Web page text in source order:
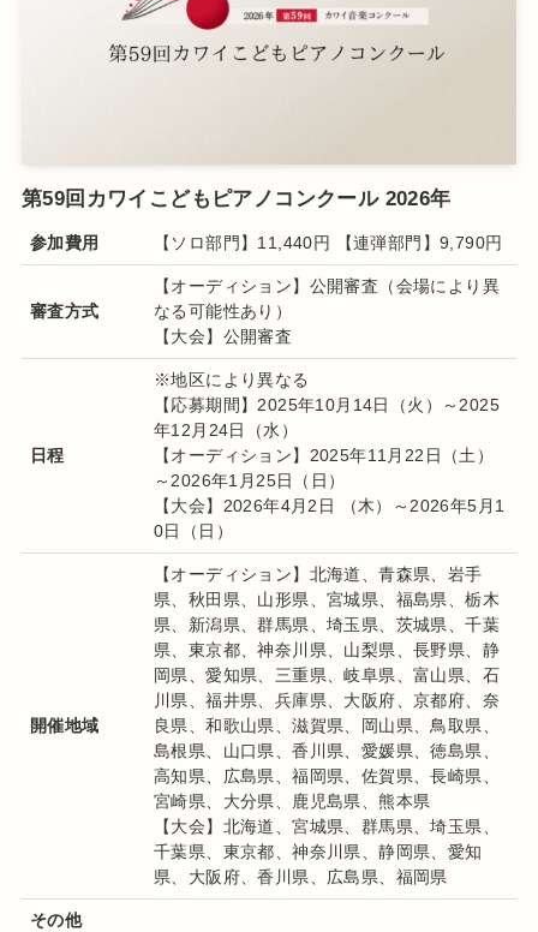
第59回カワイこどもピアノコンクール 2026年
参加費用 【ソロ部門】11,440円 【連弾部門】9,790円
審査方式
【オーディション】公開審査（会場により異
なる可能性あり）
【大会】公開審査
日程
※地区により異なる
【応募期間】2025年10月14日（火）～2025
年12月24日（水）
【オーディション】2025年11月22日（土）
～2026年1月25日（日）
【大会】2026年4月2日 （木）～2026年5月1
0日（日）
開催地域
【オーディション】北海道、青森県、岩手
県、秋田県、山形県、宮城県、福島県、栃木
県、新潟県、群馬県、埼玉県、茨城県、千葉
県、東京都、神奈川県、山梨県、長野県、静
岡県、愛知県、三重県、岐阜県、富山県、石
川県、福井県、兵庫県、大阪府、京都府、奈
良県、和歌山県、滋賀県、岡山県、鳥取県、
島根県、山口県、香川県、愛媛県、徳島県、
高知県、広島県、福岡県、佐賀県、長崎県、
宮崎県、大分県、鹿児島県、熊本県
【大会】北海道、宮城県、群馬県、埼玉県、
千葉県、東京都、神奈川県、静岡県、愛知
県、大阪府、香川県、広島県、福岡県
その他